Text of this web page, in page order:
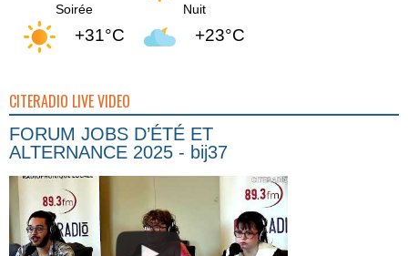
Soirée
+31°C
Nuit
+23°C
CITERADIO LIVE VIDEO
FORUM JOBS D’ÉTÉ ET
ALTERNANCE 2025 - bij37